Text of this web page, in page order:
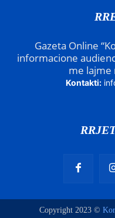
Gazeta Online
informacione
me lajme
Kontakti:
Copyright 2023 ©